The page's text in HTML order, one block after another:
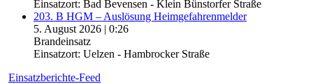
Einsatzort: Bad Bevensen - Klein Bünstorfer Straße
203. B HGM – Auslösung Heimgefahrenmelder
5. August 2026 | 0:26
Brandeinsatz
Einsatzort: Uelzen - Hambrocker Straße
Einsatzberichte-Feed